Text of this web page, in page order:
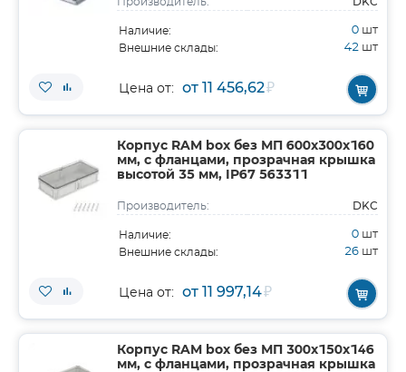
Наличие: 0 шт
Внешние склады: 42 шт
Цена от: от 11 456,62₽
Корпус RAM box без МП 600х300х160
мм, с фланцами, прозрачная крышка
высотой 35 мм, IP67 563311
Производитель: DKC
Наличие: 0 шт
Внешние склады: 26 шт
Цена от: от 11 997,14₽
Корпус RAM box без МП 300х150х146
мм, с фланцами, прозрачная крышка